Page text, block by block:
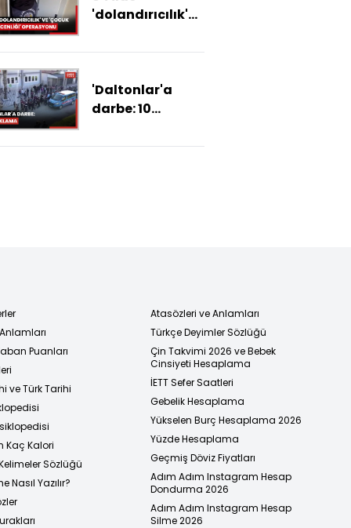
yanıtladı
'dolandırıcılık'
müstehcenliği'
tutuklama
'Daltonlar'a
darbe: 10
Puanları
ve Türk Tarihi
Kaç Kalori
Sözlüğü
Nasıl Yazılır?
Atasözleri ve Anlamları
Türkçe Deyimler Sözlüğü
Çin Takvimi 2026 ve Bebek
Cinsiyeti Hesaplama
İETT Sefer Saatleri
Gebelik Hesaplama
Yükselen Burç Hesaplama 2026
Yüzde Hesaplama
Geçmiş Döviz Fiyatları
Adım Adım Instagram Hesap
Dondurma 2026
Adım Adım Instagram Hesap
Silme 2026